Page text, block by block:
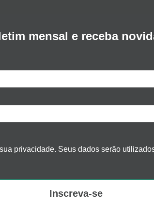
mensal e receba
privacidade. Seus dados serão
Inscreva-se